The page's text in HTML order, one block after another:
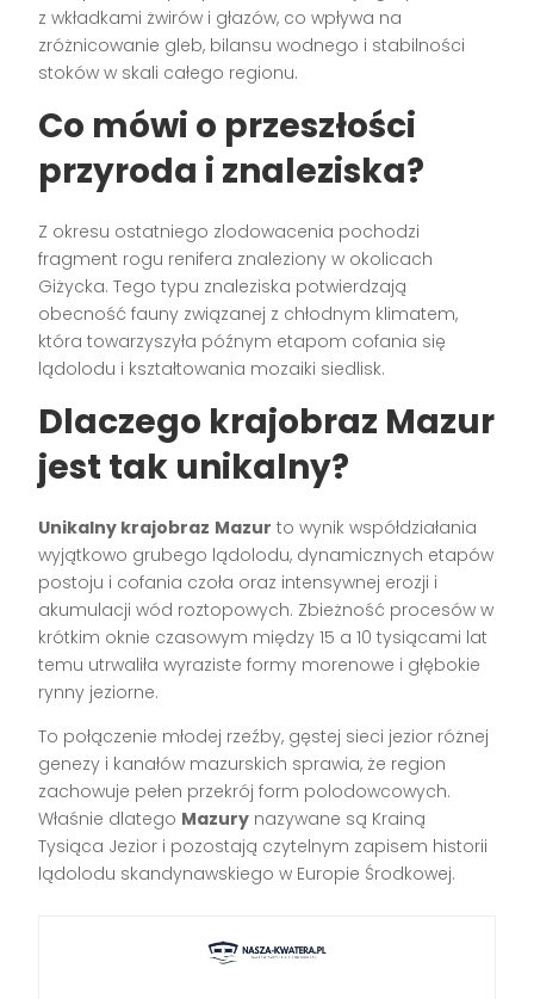
z wkładkami żwirów i głazów, co wpływa na
zróżnicowanie gleb, bilansu wodnego i stabilności
stoków w skali całego regionu.
Co mówi o przeszłości
przyroda i znaleziska?
Z okresu ostatniego zlodowacenia pochodzi
fragment rogu renifera znaleziony w okolicach
Giżycka. Tego typu znaleziska potwierdzają
obecność fauny związanej z chłodnym klimatem,
która towarzyszyła późnym etapom cofania się
lądolodu i kształtowania mozaiki siedlisk.
Dlaczego krajobraz Mazur
jest tak unikalny?
Unikalny krajobraz Mazur to wynik współdziałania
wyjątkowo grubego lądolodu, dynamicznych etapów
postoju i cofania czoła oraz intensywnej erozji i
akumulacji wód roztopowych. Zbieżność procesów w
krótkim oknie czasowym między 15 a 10 tysiącami lat
temu utrwaliła wyraziste formy morenowe i głębokie
rynny jeziorne.
To połączenie młodej rzeźby, gęstej sieci jezior różnej
genezy i kanałów mazurskich sprawia, że region
zachowuje pełen przekrój form polodowcowych.
Właśnie dlatego Mazury nazywane są Krainą
Tysiąca Jezior i pozostają czytelnym zapisem historii
lądolodu skandynawskiego w Europie Środkowej.